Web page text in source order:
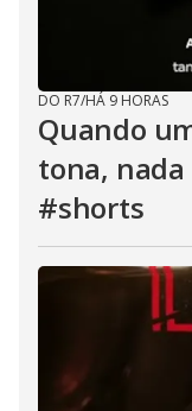
DO R7/HÁ 9 HORAS
Quando
tona,
#shorts